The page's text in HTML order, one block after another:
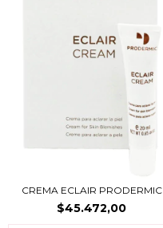
CREMA ECLAIR PRODERMIC
$45.472,00